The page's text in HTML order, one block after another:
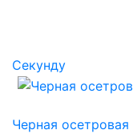
Cекунду
Черная осетровая